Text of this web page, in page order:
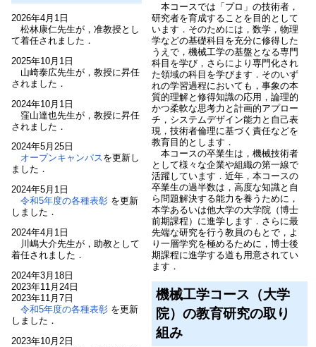
2026年4月1日
松林康仁先生が，准教授とし
て着任されました．
2025年10月1日
山崎泰広先生が，教授に昇任
されました．
2024年10月1日
窪山達也先生が，教授に昇任
されました．
2024年5月25日
オープンキャンパスを更新し
ました．
2024年5月1日
令和5年度の各種表彰を更新
しました．
2024年4月1日
川嶋大介先生が，助教として
着任されました．
2024年3月18日
2023年11月24日
2023年11月7日
令和5年度の各種表彰を更新
しました．
2023年10月2日
本コースでは「プロ」の技術者，
研究者を育成することを目的として
います．そのためには，数学，物理
学などの基礎科目を充分に修得した
うえで，機械工学の基盤となる専門
科目を学び，さらにより専門化され
た領域の科目を学びます．そのいず
れの学習過程においても，事象の本
質的理解と修得知識の応用，論理的
かつ柔軟な思考力と計画的アプロー
チ，システムデザイン能力と自己表
現，技術者倫理に基づく責任などを
教育目的とします．
本コースの卒業生は，機械技術者
として様々な企業や組織の第一線で
活躍しています．近年，本コースの
卒業生の過半数は，高度な知識と自
ら問題解決する能力を養うために，
本学あるいは他大学の大学院（博士
前期課程）に進学します．さらに最
先端な研究を行う教員のもとで，よ
り一層学究を極めるために，博士後
期課程に進学する道も用意されてい
ます．
機械工学コース（大学
院）の教育研究の取り
組み